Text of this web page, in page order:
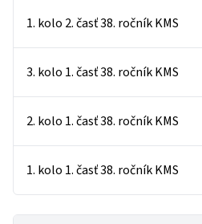
1. kolo 2. časť 38. ročník KMS
3. kolo 1. časť 38. ročník KMS
2. kolo 1. časť 38. ročník KMS
1. kolo 1. časť 38. ročník KMS